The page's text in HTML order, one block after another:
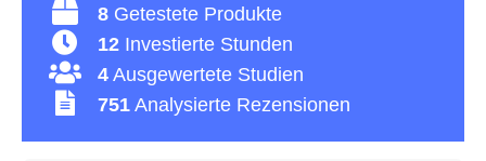
8 Getestete Produkte
12 Investierte Stunden
4 Ausgewertete Studien
751 Analysierte Rezensionen